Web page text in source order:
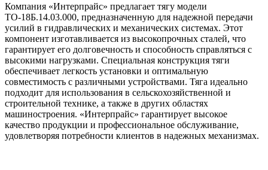
Компания «Интерпрайс» предлагает тягу модели
ТО-18Б.14.03.000, предназначенную для надежной передачи
усилий в гидравлических и механических системах. Этот
компонент изготавливается из высокопрочных сталей, что
гарантирует его долговечность и способность справляться с
высокими нагрузками. Специальная конструкция тяги
обеспечивает легкость установки и оптимальную
совместимость с различными устройствами. Тяга идеально
подходит для использования в сельскохозяйственной и
строительной технике, а также в других областях
машиностроения. «Интерпрайс» гарантирует высокое
качество продукции и профессиональное обслуживание,
удовлетворяя потребности клиентов в надежных механизмах.